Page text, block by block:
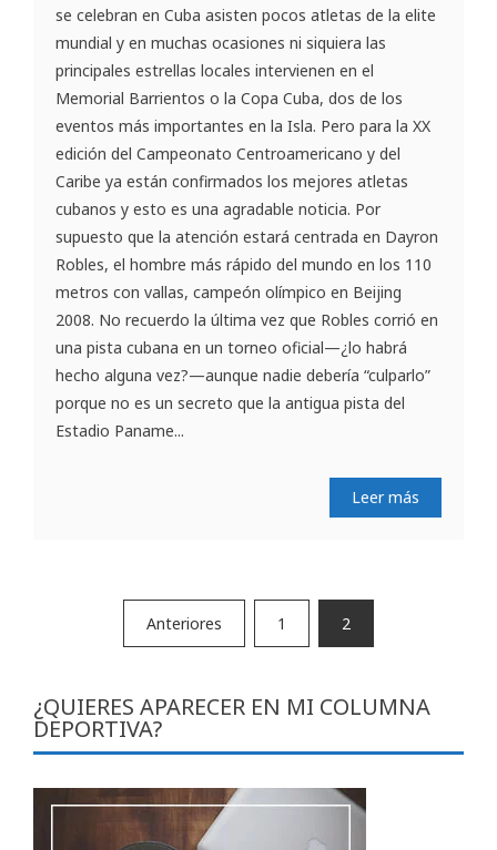
se celebran en Cuba asisten pocos atletas de la elite
mundial y en muchas ocasiones ni siquiera las
principales estrellas locales intervienen en el
Memorial Barrientos o la Copa Cuba, dos de los
eventos más importantes en la Isla. Pero para la XX
edición del Campeonato Centroamericano y del
Caribe ya están confirmados los mejores atletas
cubanos y esto es una agradable noticia. Por
supuesto que la atención estará centrada en Dayron
Robles, el hombre más rápido del mundo en los 110
metros con vallas, campeón olímpico en Beijing
2008. No recuerdo la última vez que Robles corrió en
una pista cubana en un torneo oficial—¿lo habrá
hecho alguna vez?—aunque nadie debería “culparlo”
porque no es un secreto que la antigua pista del
Estadio Paname...
Leer más
Paginación
entradas
Anteriores 1 2
¿QUIERES APARECER EN MI COLUMNA
DEPORTIVA?